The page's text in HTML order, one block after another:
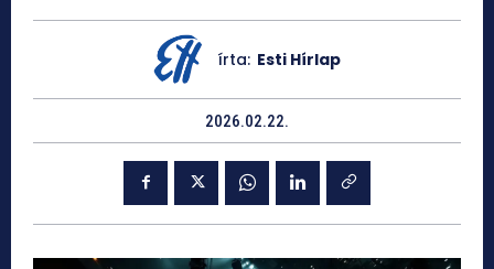
írta: Esti Hírlap
2026.02.22.